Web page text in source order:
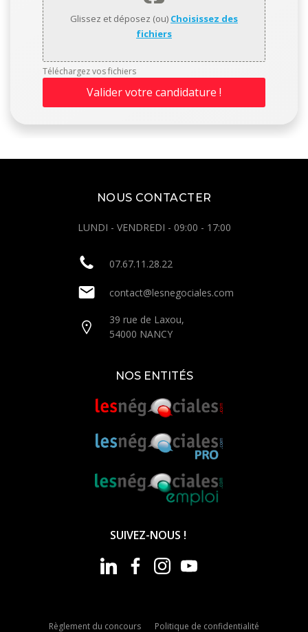
Glissez et déposez (ou) Choisissez des
fichiers
Téléchargez vos fichiers
Valider votre candidature !
NOUS CONTACTER
LUNDI - VENDREDI - 09:00 - 17:00
07.67.11.28.22
contact@lesnegociales.com
39 rue de Laxou,
54000 NANCY
NOS ENTITÉS
SUIVEZ-NOUS !
Règlement du concours Politique de confidentialité